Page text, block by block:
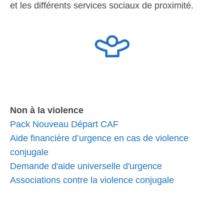
et les différents services sociaux de proximité.
Non à la violence
Pack Nouveau Départ CAF
Aide financière d’urgence en cas de violence
conjugale
Demande d'aide universelle d'urgence
Associations contre la violence conjugale